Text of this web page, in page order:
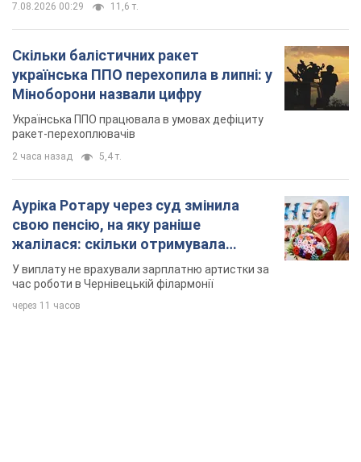
7.08.2026 00:29 11,6 т.
Скільки балістичних ракет
українська ППО перехопила в липні: у
Міноборони назвали цифру
Українська ППО працювала в умовах дефіциту
ракет-перехоплювачів
2 часа назад 5,4 т.
Ауріка Ротару через суд змінила
свою пенсію, на яку раніше
жалілася: скільки отримувала
співачка
У виплату не врахували зарплатню артистки за
час роботи в Чернівецькій філармонії
через 11 часов